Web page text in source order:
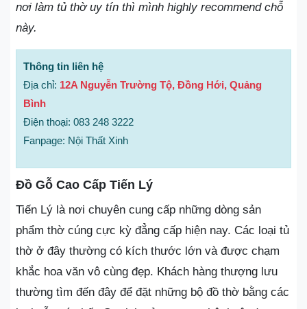
nơi làm tủ thờ uy tín thì mình highly recommend chỗ
này.
Thông tin liên hệ
Địa chỉ: 12A Nguyễn Trường Tộ, Đồng Hới, Quảng
Bình
Điện thoại: 083 248 3222
Fanpage: Nội Thất Xinh
Đồ Gỗ Cao Cấp Tiến Lý
Tiến Lý là nơi chuyên cung cấp những dòng sản
phẩm thờ cúng cực kỳ đẳng cấp hiện nay. Các loại tủ
thờ ở đây thường có kích thước lớn và được chạm
khắc hoa văn vô cùng đẹp. Khách hàng thượng lưu
thường tìm đến đây để đặt những bộ đồ thờ bằng các